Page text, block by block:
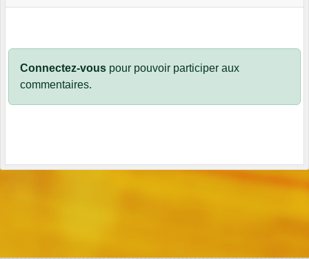
Connectez-vous pour pouvoir participer aux
commentaires.